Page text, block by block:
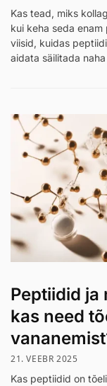
Kas tead, miks
kui keha seda
viisid, kuidas
aidata säilitada
Peptiidid ja
kas need
21. VEEBR 2025
Kas peptiidid on